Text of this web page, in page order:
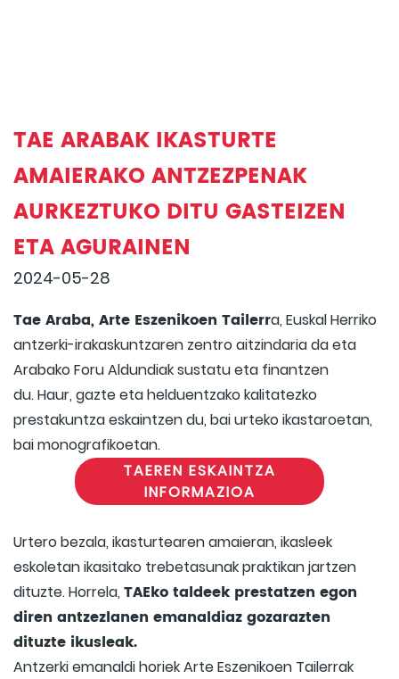
TAE ARABAK IKASTURTE
AMAIERAKO ANTZEZPENAK
AURKEZTUKO DITU GASTEIZEN
ETA AGURAINEN
2024-05-28
Tae Araba, Arte Eszenikoen Tailerra, Euskal Herriko
antzerki-irakaskuntzaren zentro aitzindaria da eta
Arabako Foru Aldundiak sustatu eta finantzen
du. Haur, gazte eta helduentzako kalitatezko
prestakuntza eskaintzen du, bai urteko ikastaroetan,
bai monografikoetan.
TAEREN ESKAINTZA
INFORMAZIOA
Urtero bezala, ikasturtearen amaieran, ikasleek
eskoletan ikasitako trebetasunak praktikan jartzen
dituzte. Horrela, TAEko taldeek prestatzen egon
diren antzezlanen emanaldiaz gozarazten
dituzte ikusleak.
Antzerki emanaldi horiek Arte Eszenikoen Tailerrak